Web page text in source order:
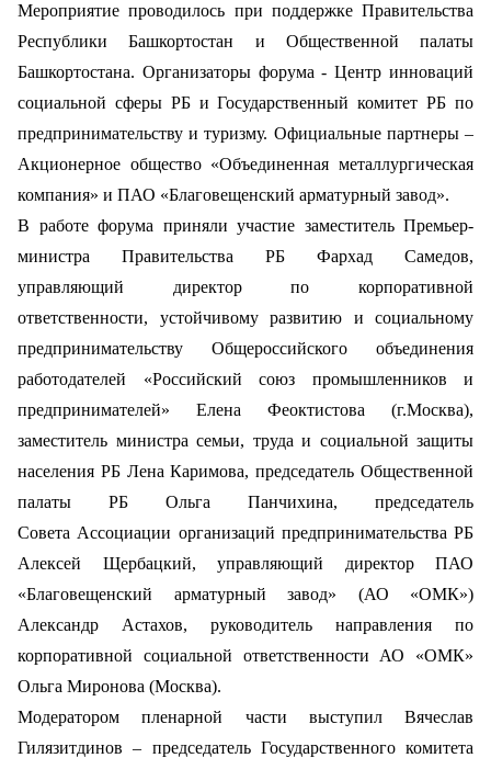
Мероприятие проводилось при поддержке Правительства
Республики Башкортостан и Общественной палаты
Башкортостана. Организаторы форума - Центр инноваций
социальной сферы РБ и Государственный комитет РБ по
предпринимательству и туризму. Официальные партнеры –
Акционерное общество «Объединенная металлургическая
компания» и ПАО «Благовещенский арматурный завод».
В работе форума приняли участие заместитель Премьер-
министра Правительства РБ Фархад Самедов,
управляющий директор по корпоративной
ответственности, устойчивому развитию и социальному
предпринимательству Общероссийского объединения
работодателей «Российский союз промышленников и
предпринимателей» Елена Феоктистова (г.Москва),
заместитель министра семьи, труда и социальной защиты
населения РБ Лена Каримова, председатель Общественной
палаты РБ Ольга Панчихина, председатель
Совета Ассоциации организаций предпринимательства РБ
Алексей Щербацкий, управляющий директор ПАО
«Благовещенский арматурный завод» (АО «ОМК»)
Александр Астахов, руководитель направления по
корпоративной социальной ответственности АО «ОМК»
Ольга Миронова (Москва).
Модератором пленарной части выступил Вячеслав
Гилязитдинов – председатель Государственного комитета